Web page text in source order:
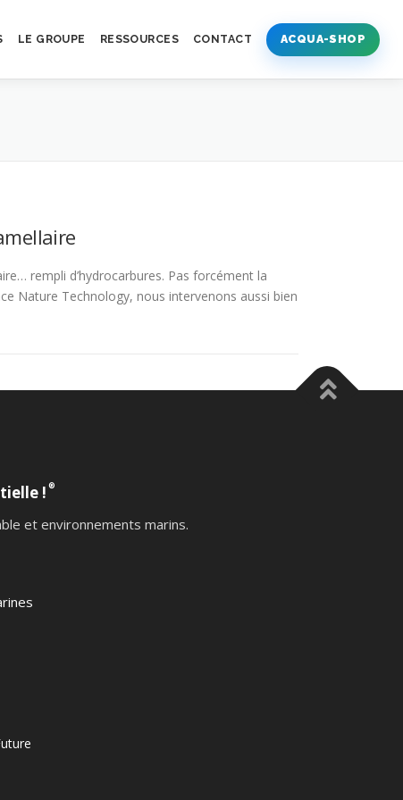
LE GROUPE RESSOURCES CONTACT ACQUA-SHOP
rempli d’hydrocarbures. Pas forcément la
Nature Technology, nous intervenons aussi bien
! ®
et environnements marins.